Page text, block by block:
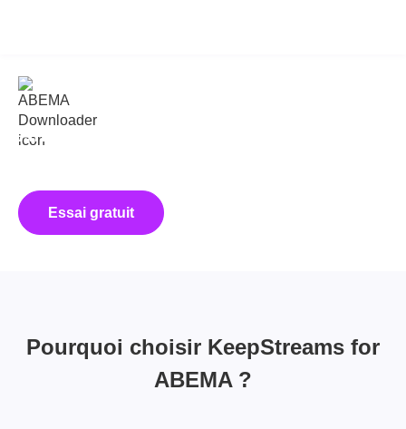
Améliorez votre expérience ABEMA
Essai gratuit
Pourquoi choisir KeepStreams for
ABEMA ?